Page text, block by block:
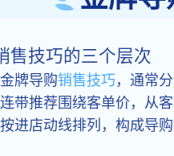
售技巧的三个层次
牌导购销售技巧，通常
带推荐围绕客单价，从
进店动线排列，构成导